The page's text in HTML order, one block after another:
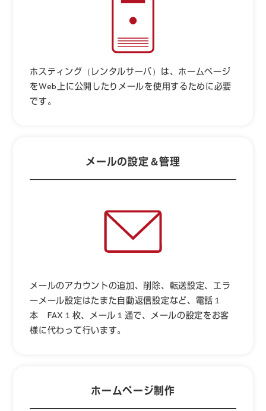
ホスティング（レンタルサーバ）は、ホームページ
をWeb上に公開したりメールを使用するために必要
です。
メールの設定＆管理
メールのアカウントの追加、削除、転送設定、エラ
ーメール設定はたまた自動返信設定など、電話１
本 FAX１枚、メール１通で、メールの設定をお客
様に代わって行います。
ホームページ制作